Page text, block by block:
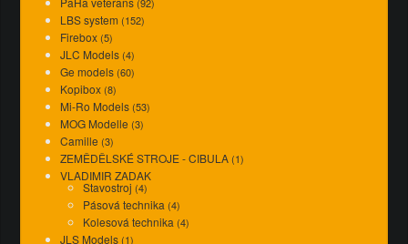
LBS system (152)
Firebox (5)
JLC Models (4)
Ge models (60)
Kopibox (8)
Mi-Ro Models (53)
MOG Modelle (3)
Camille (3)
ZEMĚDĚLSKÉ STROJE - CIBULA (1)
VLADIMIR ZADAK
Stavostroj (4)
Pásová technika (4)
Kolesová technika (4)
JLS Models (1)